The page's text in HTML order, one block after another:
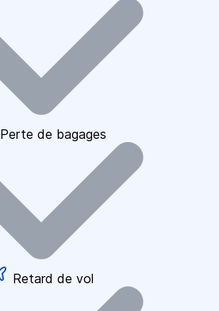
Perte de bagages
Retard de vol